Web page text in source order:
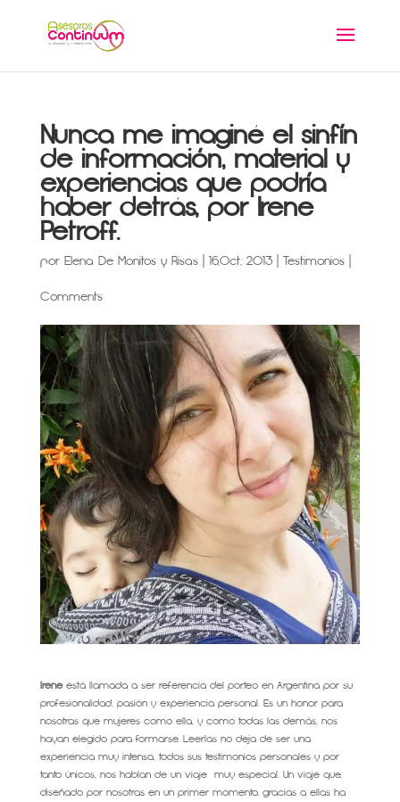
Nunca me imaginé el sinfín
de información, material y
experiencias que podría
haber detrás, por Irene
Petroff.
por Elena De Monitos y Risas| 16,Oct, 2013| Testimonios|
Comments
Ireneestá llamada a ser referencia del porteo en Argentina por su
profesionalidad, pasión y experiencia personal. Es un honor para
nosotras que mujeres como ella, y como todas las demás, nos
hayan elegido para formarse. Leerlas no deja de ser una
experiencia muy intensa, todos sus testimonios personales y por
tanto únicos, nos hablan de un viaje muy especial. Un viaje que,
diseñado por nosotras en un primer momento, gracias a ellas ha